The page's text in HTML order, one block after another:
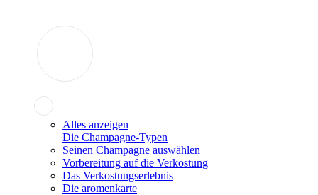
Alles anzeigen
Die Champagne-Typen
Seinen Champagne auswählen
Vorbereitung auf die Verkostung
Das Verkostungserlebnis
Die aromenkarte